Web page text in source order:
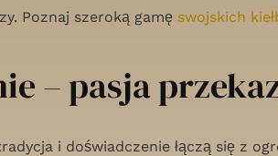
Poznaj szeroką gamę swojskich
– pasja
i doświadczenie łączą się z